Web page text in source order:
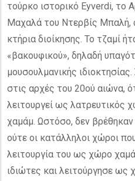
τούρκο ιστορικό Eyverdi, το
Μαχαλά του Ντερβίς Μπαλή,
κτήρια διοίκησης. Το τζαμί
«βακουφικού», δηλαδή
μουσουλμανικής
στις αρχές του 20ού αιώνα,
λειτουργεί ως λατρευτικός
χαμάμ. Ωστόσο, δεν
ούτε οι κατάλληλοι χώροι
λειτουργία του ως χώρο
ιδιώτες και λειτούργησε ως